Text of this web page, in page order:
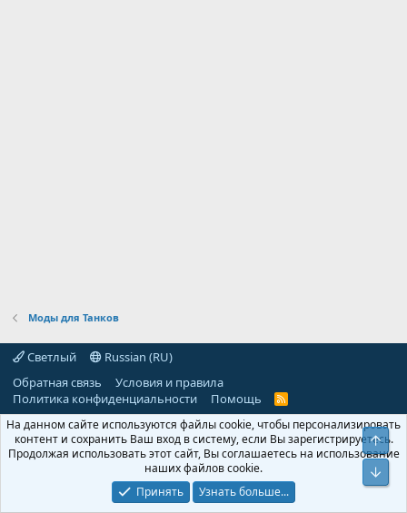
Моды для Танков
Светлый
Russian (RU)
Обратная связь
Условия и правила
Политика конфиденциальности
Помощь
R
S
На данном сайте используются файлы cookie, чтобы персонализировать
контент и сохранить Ваш вход в систему, если Вы зарегистрируетесь.
Продолжая использовать этот сайт, Вы соглашаетесь на использование
наших файлов cookie.
Принять
Узнать больше...